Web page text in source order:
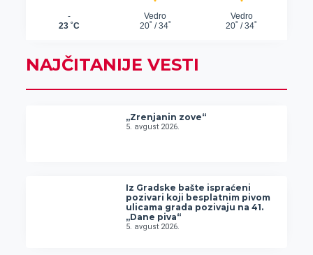
NAJČITANIJE VESTI
„Zrenjanin zove“
5. avgust 2026.
Iz Gradske bašte ispraćeni
pozivari koji besplatnim pivom
ulicama grada pozivaju na 41.
„Dane piva“
5. avgust 2026.